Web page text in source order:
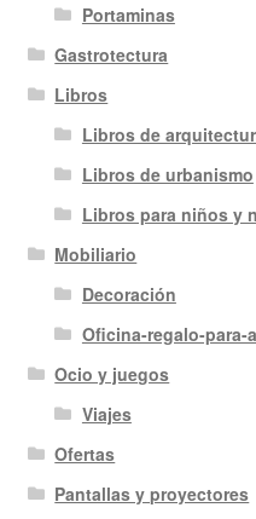
Portaminas
Gastrotectura
Libros
Libros de
Libros de urbanismo
Libros para niños y
Mobiliario
Decoración
Oficina-regalo-
Ocio y juegos
Viajes
Ofertas
Pantallas y proyectores